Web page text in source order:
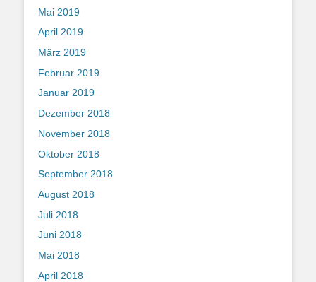
Mai 2019
April 2019
März 2019
Februar 2019
Januar 2019
Dezember 2018
November 2018
Oktober 2018
September 2018
August 2018
Juli 2018
Juni 2018
Mai 2018
April 2018